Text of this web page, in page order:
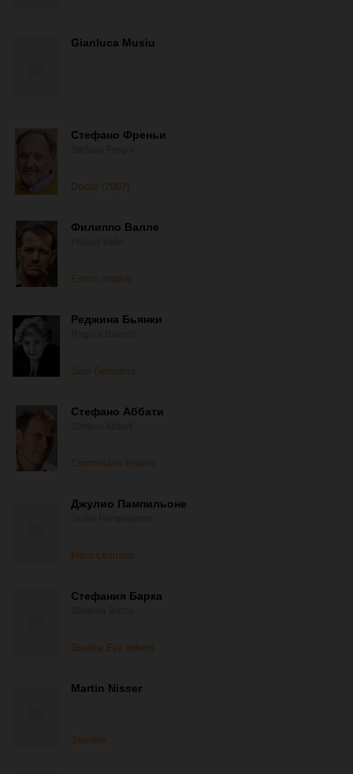
Gianluca Musiu
Стефано Френьи
Doctor (2007)
Филиппо Валле
Enrico mattioli
Реджина Бьянки
Suor Genziana
Стефано Аббати
Commisario Pisano
Джулио Пампильоне
Piero Leonardi
Стефания Барка
Giudice Eva Imbeni
Martin Nisser
Jasmine